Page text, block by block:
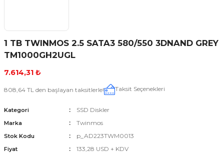
1 TB TWINMOS 2.5 SATA3 580/550 3DNAND GREY
TM1000GH2UGL
7.614,31 ₺
808,64 TL den başlayan taksitlerle! Taksit Seçenekleri
Kategori SSD Diskler
Marka Twinmos
Stok Kodu p_AD223TWM0013
Fiyat 133,28 USD + KDV